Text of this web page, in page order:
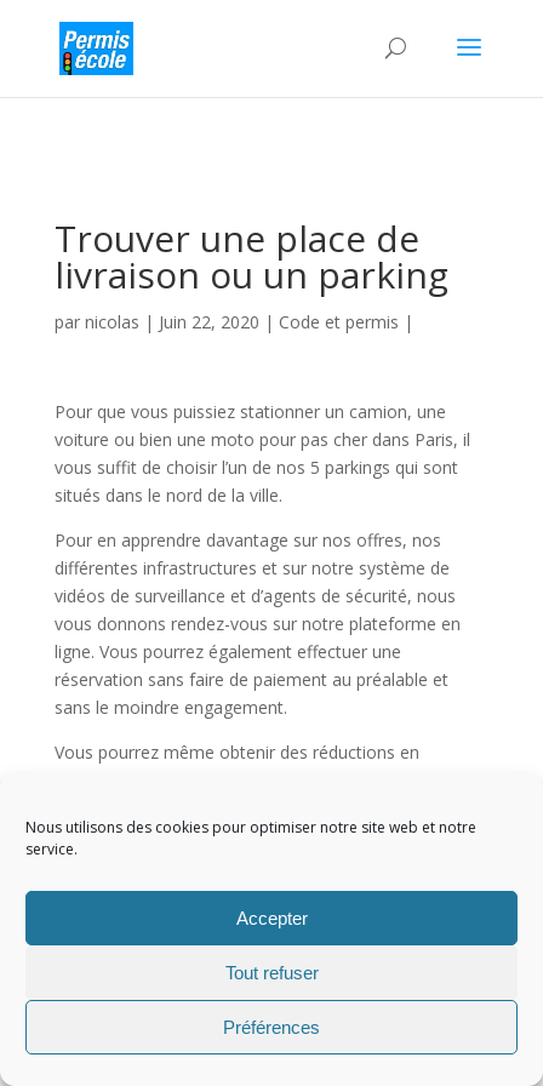
Nous utilisons des cookies pour optimiser notre site web et notre
service.
Accepter
Tout refuser
Préférences
Trouver une place de
livraison ou un parking
par nicolas | Juin 22, 2020 | Code et permis |
Pour que vous puissiez stationner un camion, une
voiture ou bien une moto pour pas cher dans Paris, il
vous suffit de choisir l’un de nos 5 parkings qui sont
situés dans le nord de la ville.
Pour en apprendre davantage sur nos offres, nos
différentes infrastructures et sur notre système de
vidéos de surveillance et d’agents de sécurité, nous
vous donnons rendez-vous sur notre plateforme en
ligne. Vous pourrez également effectuer une
réservation sans faire de paiement au préalable et
sans le moindre engagement.
Vous pourrez même obtenir des réductions en
paiement en ligne. Nous possédons desparcs de
sont surveillés en permanence par des agents
compétents ainsi que des caméras.
Copyright 2022